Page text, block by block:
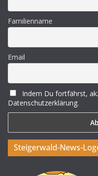
Familienname
Email
Indem Du fortfährst,
Datenschutzerklärung.
Steigerwald-News-